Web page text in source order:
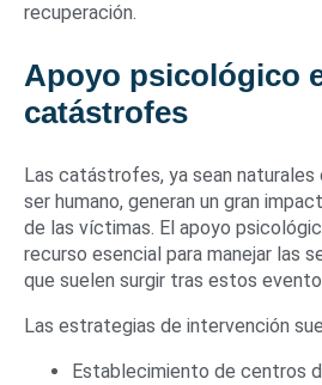
recuperación.
Apoyo psicológico
catástrofes
Las catástrofes, ya sean naturales
ser humano, generan un gran
de las víctimas. El apoyo
recurso esencial para manejar las
que suelen surgir tras estos
Las estrategias de intervención
Establecimiento de centros